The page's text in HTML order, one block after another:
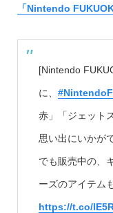
「Nintendo
[Nintendo
に、
赤」「ジェット
思い出にいかが
でも販売中の、
ーズのアイテム
https://t.co/